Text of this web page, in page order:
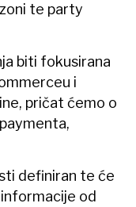
te party
biti fokusirana
i
pričat ćemo o
definiran te će
od